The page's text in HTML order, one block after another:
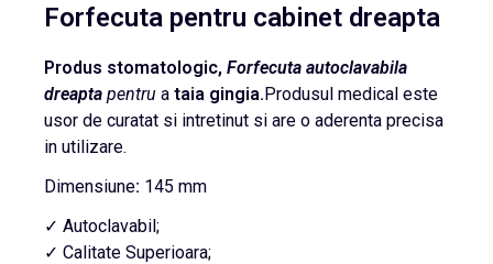
Forfecuta pentru cabinet dreapta
Produs stomatologic, Forfecuta autoclavabila
dreapta pentru a taia gingia.Produsul medical este
usor de curatat si intretinut si are o aderenta precisa
in utilizare.
Dimensiune: 145 mm
✓ Autoclavabil;
✓ Calitate Superioara;